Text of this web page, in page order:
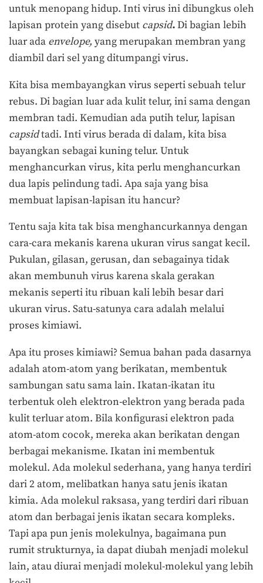
untuk menopang hidup. Inti virus ini dibungkus oleh
lapisan protein yang disebut capsid.Di bagian lebih
luar ada envelope, yang merupakan membran yang
diambil dari sel yang ditumpangi virus.
Kita bisa membayangkan virus seperti sebuah telur
rebus. Di bagian luar ada kulit telur, ini sama dengan
membran tadi. Kemudian ada putih telur, lapisan
capsidtadi. Inti virus berada di dalam, kita bisa
bayangkan sebagai kuning telur. Untuk
menghancurkan virus, kita perlu menghancurkan
dua lapis pelindung tadi. Apa saja yang bisa
membuat lapisan-lapisan itu hancur?
Tentu saja kita tak bisa menghancurkannya dengan
cara-cara mekanis karena ukuran virus sangat kecil.
Pukulan, gilasan, gerusan, dan sebagainya tidak
akan membunuh virus karena skala gerakan
mekanis seperti itu ribuan kali lebih besar dari
ukuran virus. Satu-satunya cara adalah melalui
proses kimiawi.
Apa itu proses kimiawi? Semua bahan pada dasarnya
adalah atom-atom yang berikatan, membentuk
sambungan satu sama lain. Ikatan-ikatan itu
terbentuk oleh elektron-elektron yang berada pada
kulit terluar atom. Bila konfigurasi elektron pada
atom-atom cocok, mereka akan berikatan dengan
berbagai mekanisme. Ikatan ini membentuk
molekul. Ada molekul sederhana, yang hanya terdiri
dari 2 atom, melibatkan hanya satu jenis ikatan
kimia. Ada molekul raksasa, yang terdiri dari ribuan
atom dan berbagai jenis ikatan secara kompleks.
Tapi apa pun jenis molekulnya, bagaimana pun
rumit strukturnya, ia dapat diubah menjadi molekul
lain, atau diurai menjadi molekul-molekul yang lebih